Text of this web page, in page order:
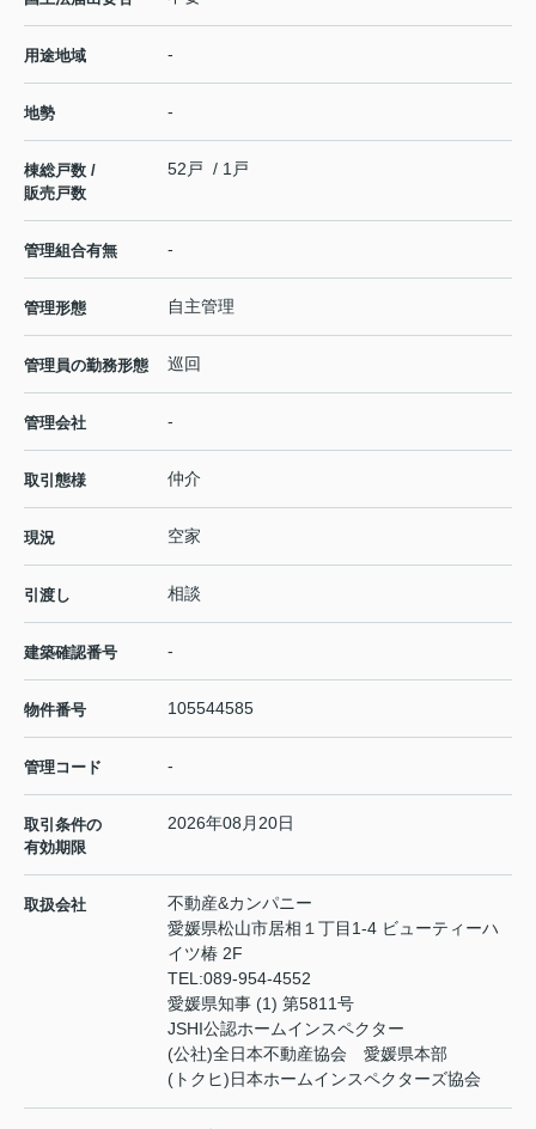
用途地域 -
地勢 -
棟総戸数 /
販売戸数
52戸 / 1戸
管理組合有無 -
管理形態 自主管理
管理員の勤務形態 巡回
管理会社 -
取引態様 仲介
現況 空家
引渡し 相談
建築確認番号 -
物件番号 105544585
管理コード -
取引条件の
有効期限
2026年08月20日
取扱会社
不動産&カンパニー
愛媛県松山市居相１丁目1-4 ビューティーハ
イツ椿 2F
TEL:089-954-4552
愛媛県知事 (1) 第5811号
JSHI公認ホームインスペクター
(公社)全日本不動産協会 愛媛県本部
(トクヒ)日本ホームインスペクターズ協会